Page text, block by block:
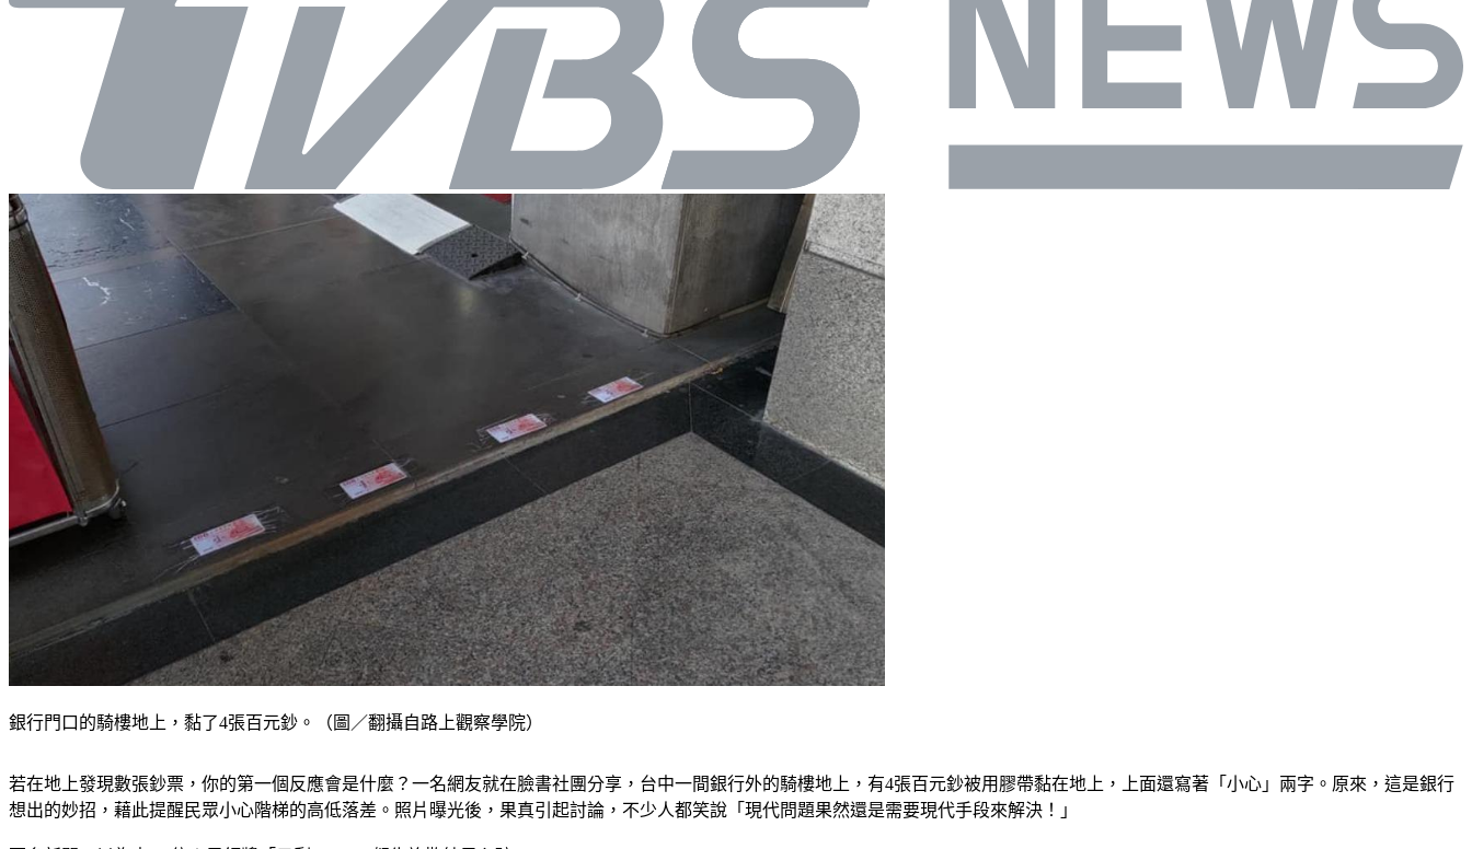
銀行門口的騎樓地上，黏了4張百元鈔。（圖／翻攝自路上觀察學院）
若在地上發現數張鈔票，你的第一個反應會是什麼？一名網友就在臉書社團分享，台中一間銀行外的騎樓地上，有4張百元鈔被用膠帶黏在地上，上面還寫著「小心」兩字。原來，這是銀行
想出的妙招，藉此提醒民眾小心階梯的高低落差。照片曝光後，果真引起討論，不少人都笑說「現代問題果然還是需要現代手段來解決！」